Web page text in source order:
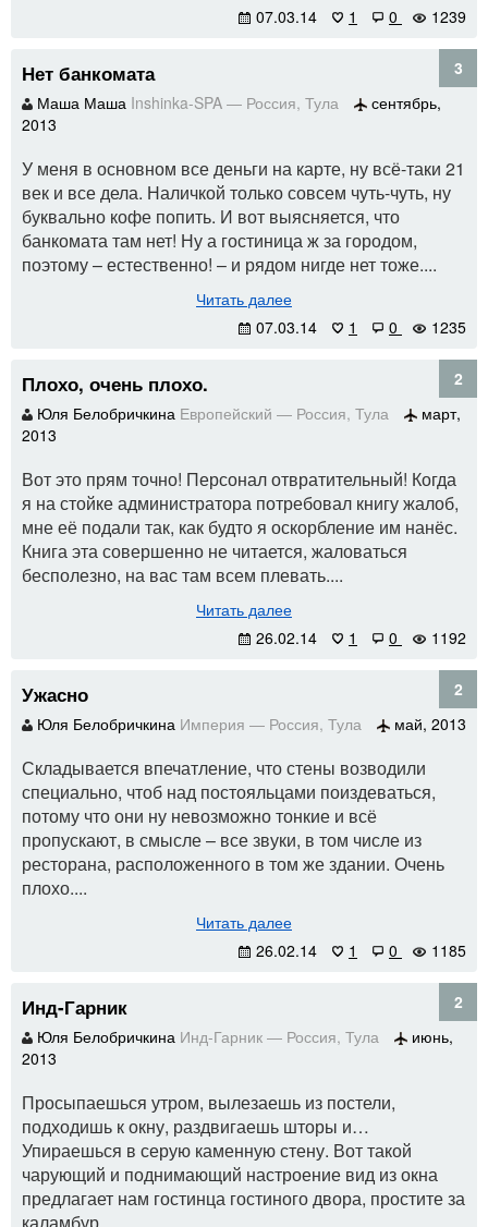
07.03.14
1 0 1239
Нет банкомата
3
Маша Маша Inshinka-SPA — Россия, Тула
сентябрь,
2013
У меня в основном все деньги на карте, ну всё-таки 21
век и все дела. Наличкой только совсем чуть-чуть, ну
буквально кофе попить. И вот выясняется, что
банкомата там нет! Ну а гостиница ж за городом,
поэтому – естественно! – и рядом нигде нет тоже....
Читать далее
07.03.14
1 0 1235
Плохо, очень плохо.
2
Юля Белобричкина Европейский — Россия, Тула
март,
2013
Вот это прям точно! Персонал отвратительный! Когда
я на стойке администратора потребовал книгу жалоб,
мне её подали так, как будто я оскорбление им нанёс.
Книга эта совершенно не читается, жаловаться
бесполезно, на вас там всем плевать....
Читать далее
26.02.14
1 0 1192
Ужасно
2
Юля Белобричкина Империя — Россия, Тула май, 2013
Складывается впечатление, что стены возводили
специально, чтоб над постояльцами поиздеваться,
потому что они ну невозможно тонкие и всё
пропускают, в смысле – все звуки, в том числе из
ресторана, расположенного в том же здании. Очень
плохо....
Читать далее
26.02.14
1 0 1185
Инд-Гарник
2
Юля Белобричкина Инд-Гарник — Россия, Тула
июнь,
2013
Просыпаешься утром, вылезаешь из постели,
подходишь к окну, раздвигаешь шторы и…
Упираешься в серую каменную стену. Вот такой
чарующий и поднимающий настроение вид из окна
предлагает нам гостинца гостиного двора, простите за